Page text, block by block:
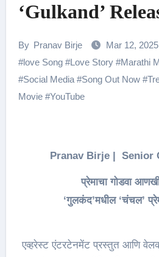
‘Gulkand’
By Pranav Birje Mar 12, 2025
#love Song#Love Story#Marathi
#Social Media#Song Out Now#
Movie#YouTube
Pranav Birje | Senior
प्रेमाचा गोडवा
‘गुलकंद’मधील ‘चंचल’
एव्हरेस्ट एंटरटेनमेंट प्रस्तुत आणि